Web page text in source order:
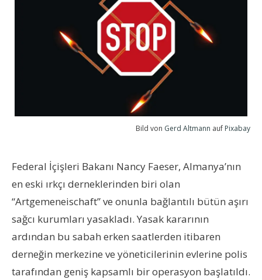
Bild von Gerd Altmann auf Pixabay
Federal İçişleri Bakanı Nancy Faeser, Almanya’nın
en eski ırkçı derneklerinden biri olan
“Artgemeneischaft” ve onunla bağlantılı bütün aşırı
sağcı kurumları yasakladı. Yasak kararının
ardından bu sabah erken saatlerden itibaren
derneğin merkezine ve yöneticilerinin evlerine polis
tarafından geniş kapsamlı bir operasyon başlatıldı.